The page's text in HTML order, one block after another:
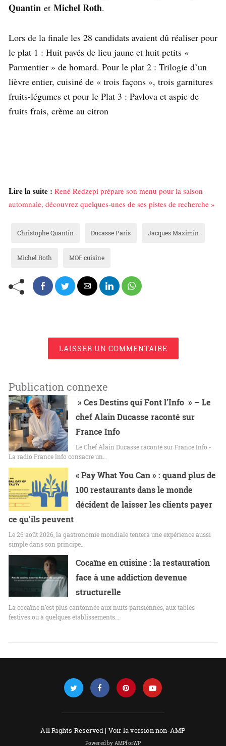
Quantin et Michel Roth.
Lors de la finale les 28 candidats avaient dû réaliser pour
le plat 1 : Huit pavés de lieu jaune et huit petits «
Parmentier » de homard. Pour le plat 2 : Trilogie d’un
lièvre entier, cuisiné de « trois façons », trois garnitures
fruits-légumes et pour le Plat 3 : Pavlova et aspic de
fruits frais, crème au citron
Lire la suite : René Redzepi prépare son menu pour la saison
automnale, découvrez quelques-unes de ses pistes de recherche »
Christophe Quantin Ducasse Paris Jacques Maximin
Michel Roth MOF cuisine
LAISSER UN COMMENTAIRE
Publication connexe
» Ces Destins qui Font l’Info » – Le
chef Alain Ducasse raconté sur
France Info
Le Chef Alain Ducasse raconté sur France Info -
La radio France Info consacre un…
« Pay What You Can » : quand plus de
100 restaurants dans le monde
décident de laisser les clients payer
ce qu’ils peuvent
Le 26 août 2026, la gastronomie mondiale tentera une expérience aussi
simple dans son principe…
Cocaïne en cuisine : la restauration
face à une addiction devenue
structurelle
La cocaïne n’est plus cantonnée aux nuits parisiennes, aux tables
festives ou à quelques établissements…
All Rights Reserved | Voir la version non-AMP
Powered by AMPforWP